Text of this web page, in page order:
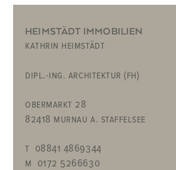
HEIMSTÄDT IMMOBILIEN
kathrin heimstädt
dipl.-ing. architektur (fh)
obermarkt 28
82418 murnau a. staffelsee
t 08841 4869344
m 0172 5266630